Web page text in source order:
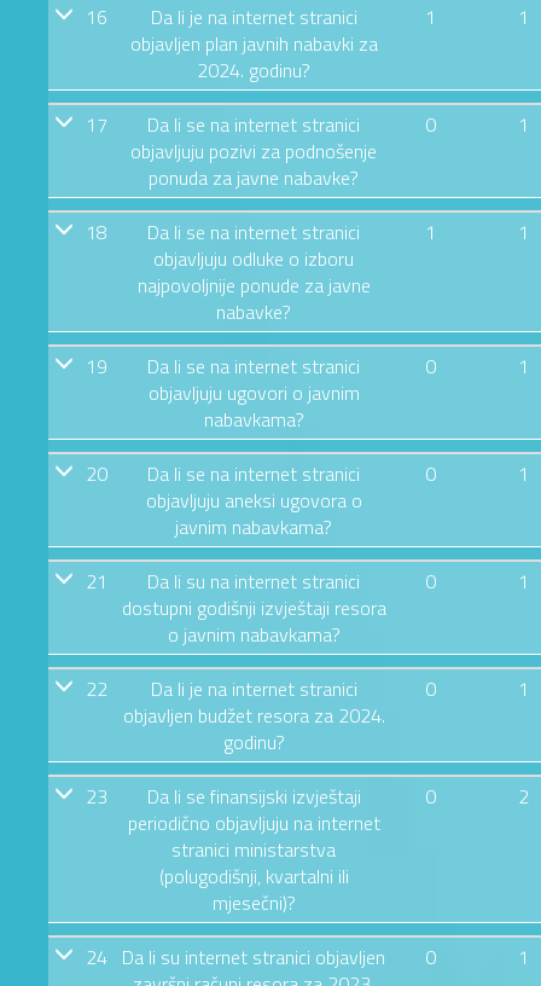
16
Da li je na internet stranici
objavljen plan javnih nabavki za
2024. godinu?
1 1
17
Da li se na internet stranici
objavljuju pozivi za podnošenje
ponuda za javne nabavke?
0 1
18
Da li se na internet stranici
objavljuju odluke o izboru
najpovoljnije ponude za javne
nabavke?
1 1
19
Da li se na internet stranici
objavljuju ugovori o javnim
nabavkama?
0 1
20
Da li se na internet stranici
objavljuju aneksi ugovora o
javnim nabavkama?
0 1
21
Da li su na internet stranici
dostupni godišnji izvještaji resora
o javnim nabavkama?
0 1
22
Da li je na internet stranici
objavljen budžet resora za 2024.
godinu?
0 1
23
Da li se finansijski izvještaji
periodično objavljuju na internet
stranici ministarstva
(polugodišnji, kvartalni ili
mjesečni)?
0 2
24 Da li su internet stranici objavljen
0 1